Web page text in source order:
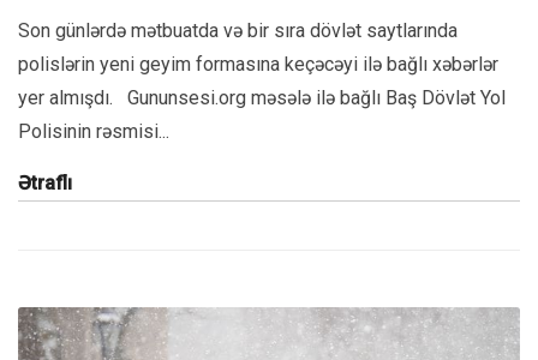
Son günlərdə mətbuatda və bir sıra dövlət saytlarında
polislərin yeni geyim formasına keçəcəyi ilə bağlı xəbərlər
yer almışdı. Gununsesi.org məsələ ilə bağlı Baş Dövlət Yol
Polisinin rəsmisi...
Ətraflı